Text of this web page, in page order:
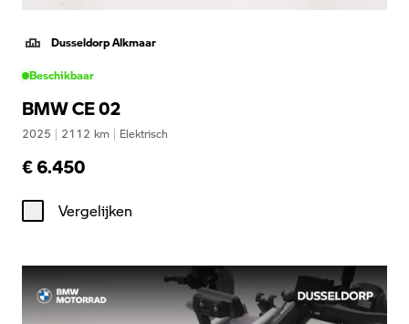
Dusseldorp Alkmaar
Beschikbaar
BMW CE 02
2025 | 2112 km | Elektrisch
€ 6.450
Vergelijken